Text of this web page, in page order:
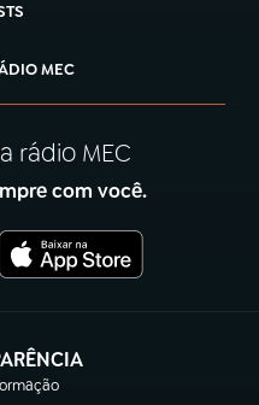
MEC
rádio MEC
com você.
em nova aba)